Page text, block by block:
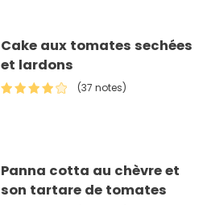
Cake aux tomates sechées
et lardons
(37 notes)
Panna cotta au chèvre et
son tartare de tomates